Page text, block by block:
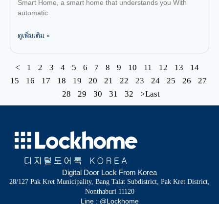
Smart Home, a smart home that understands you With
automatic
ดูเพิ่มเติม »
< 1 2 3 4 5 6 7 8 9 10 11 12 13
14
15
16 17 18 19 20 21 22 23 24 25 26
27
28
29 30 31 32 >Last
Digital Door Lock From Korea
28/127 Pak Kret Municipality, Bang Talat Subdistrict, Pak Kret District,
Nonthaburi 11120
Line : @Lockhome